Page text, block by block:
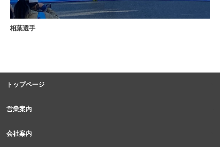
相葉選手
トップページ
営業案内
会社案内